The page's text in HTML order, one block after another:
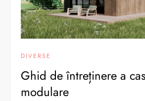
DIVERSE
Ghid de întreținere a
modulare